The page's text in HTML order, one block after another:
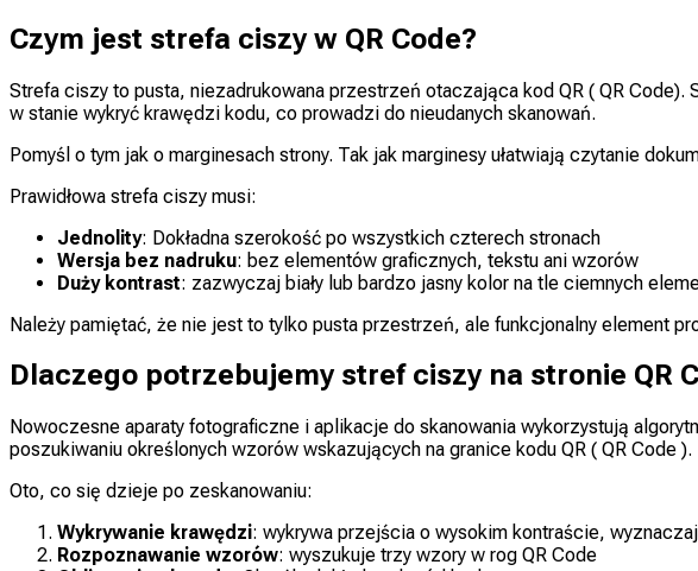
Czym jest strefa ciszy w QR Code?
Strefa ciszy to pusta, niezadrukowana przestrzeń otaczająca kod QR ( QR
w stanie wykryć krawędzi kodu, co prowadzi do nieudanych skanowań.
Pomyśl o tym jak o marginesach strony. Tak jak marginesy ułatwiają czytanie
Prawidłowa strefa ciszy musi:
Jednolity: Dokładna szerokość po wszystkich czterech stronach
Wersja bez nadruku: bez elementów graficznych, tekstu ani wzorów
Duży kontrast: zazwyczaj biały lub bardzo jasny kolor na tle ciemnych
Należy pamiętać, że nie jest to tylko pusta przestrzeń, ale funkcjonalny element
Dlaczego potrzebujemy stref ciszy na stronie QR
Nowoczesne aparaty fotograficzne i aplikacje do skanowania wykorzystują
poszukiwaniu określonych wzorów wskazujących na granice kodu QR ( QR Code ).
Oto, co się dzieje po zeskanowaniu:
Wykrywanie krawędzi: wykrywa przejścia o wysokim kontraście,
Rozpoznawanie wzorów: wyszukuje trzy wzory w rog QR Code